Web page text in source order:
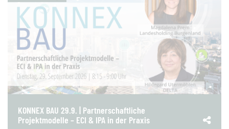
KONNEX BAU 29.9. | Partnerschaftliche
Projektmodelle – ECI & IPA in der Praxis